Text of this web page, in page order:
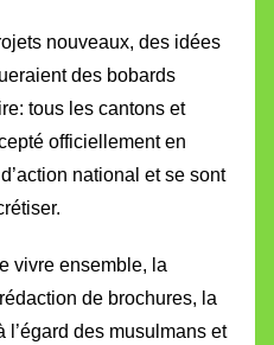
nouveaux, des idées
des bobards
tous les cantons et
officiellement en
national et se sont
vivre ensemble, la
de brochures, la
l’égard des musulmans et